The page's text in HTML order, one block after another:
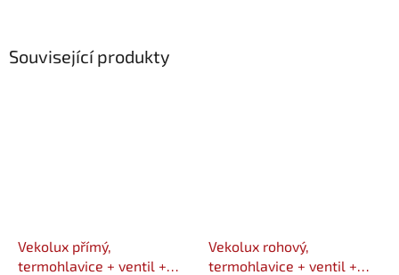
Související produkty
Vekolux přímý,
termohlavice + ventil +
Vekolux rohový,
termohlavice + ventil +